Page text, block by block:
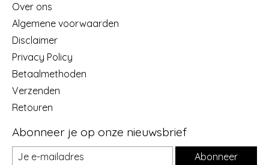
Over ons
Algemene voorwaarden
Disclaimer
Privacy Policy
Betaalmethoden
Verzenden
Retouren
Abonneer je op onze nieuwsbrief
Abonneer